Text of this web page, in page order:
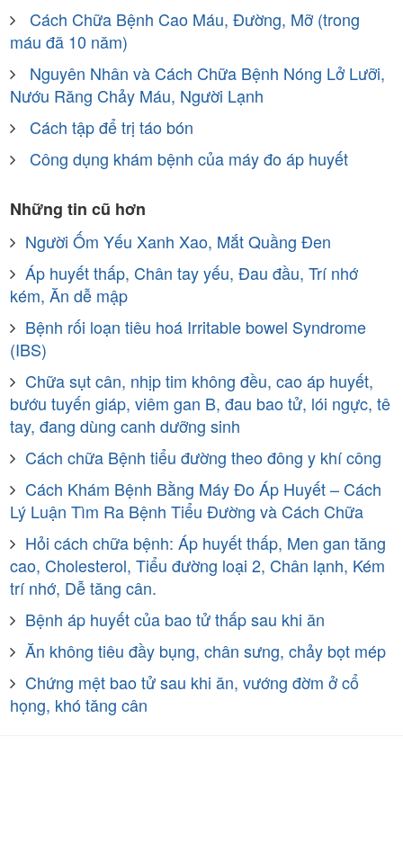
Cách Chữa Bệnh Cao Máu, Đường, Mỡ (trong
máu đã 10 năm)
Nguyên Nhân và Cách Chữa Bệnh Nóng Lở Lưỡi,
Nướu Răng Chảy Máu, Người Lạnh
Cách tập để trị táo bón
Công dụng khám bệnh của máy đo áp huyết
Những tin cũ hơn
Người Ốm Yếu Xanh Xao, Mắt Quầng Đen
Áp huyết thấp, Chân tay yếu, Đau đầu, Trí nhớ
kém, Ăn dễ mập
Bệnh rối loạn tiêu hoá Irritable bowel Syndrome
(IBS)
Chữa sụt cân, nhịp tim không đều, cao áp huyết,
bướu tuyến giáp, viêm gan B, đau bao tử, lói ngực, tê
tay, đang dùng canh dưỡng sinh
Cách chữa Bệnh tiểu đường theo đông y khí công
Cách Khám Bệnh Bằng Máy Đo Áp Huyết – Cách
Lý Luận Tìm Ra Bệnh Tiểu Đường và Cách Chữa
Hỏi cách chữa bệnh: Áp huyết thấp, Men gan tăng
cao, Cholesterol, Tiểu đường loại 2, Chân lạnh, Kém
trí nhớ, Dễ tăng cân.
Bệnh áp huyết của bao tử thấp sau khi ăn
Ăn không tiêu đầy bụng, chân sưng, chảy bọt mép
Chứng mệt bao tử sau khi ăn, vướng đờm ở cổ
họng, khó tăng cân